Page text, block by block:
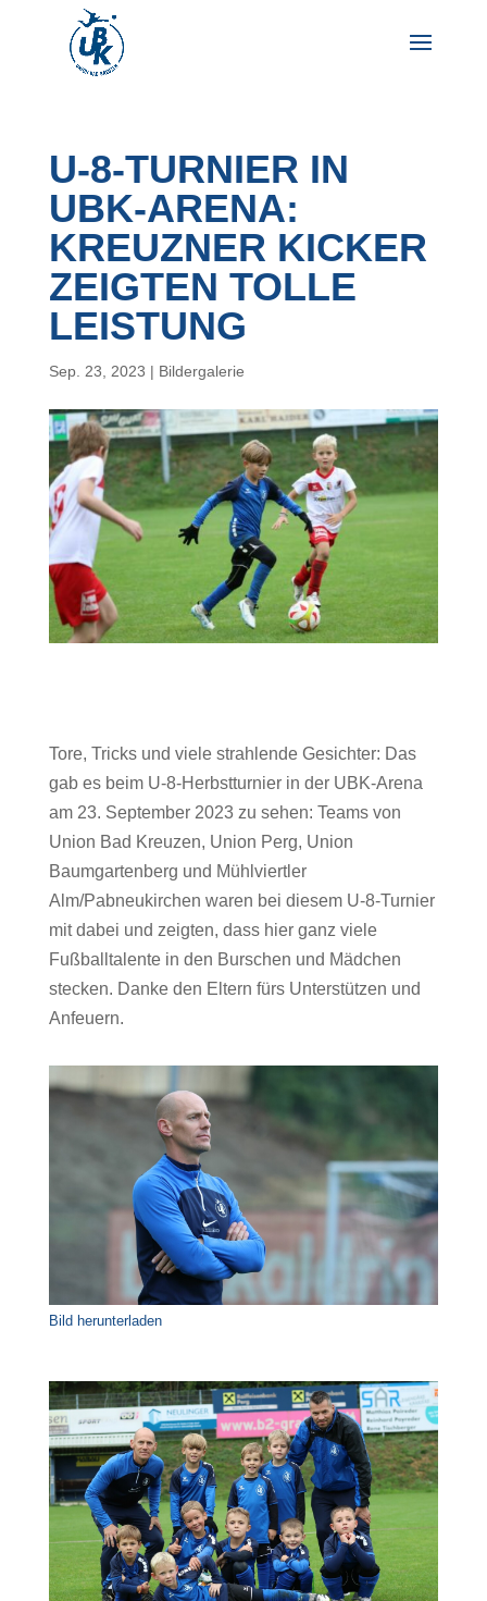
U-8-TURNIER IN
UBK-ARENA:
KREUZNER KICKER
ZEIGTEN TOLLE
LEISTUNG
Sep. 23, 2023 | Bildergalerie
Tore, Tricks und viele strahlende Gesichter: Das
gab es beim U-8-Herbstturnier in der UBK-Arena
am 23. September 2023 zu sehen: Teams von
Union Bad Kreuzen, Union Perg, Union
Baumgartenberg und Mühlviertler
Alm/Pabneukirchen waren bei diesem U-8-Turnier
mit dabei und zeigten, dass hier ganz viele
Fußballtalente in den Burschen und Mädchen
stecken. Danke den Eltern fürs Unterstützen und
Anfeuern.
Bild herunterladen